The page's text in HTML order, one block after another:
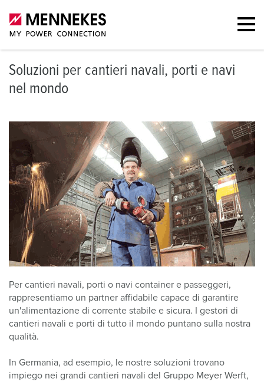
Soluzioni per cantieri navali, porti e navi
nel mondo
Per cantieri navali, porti o navi container e passeggeri,
rappresentiamo un partner affidabile capace di garantire
un'alimentazione di corrente stabile e sicura. I gestori di
cantieri navali e porti di tutto il mondo puntano sulla nostra
qualità.
In Germania, ad esempio, le nostre soluzioni trovano
impiego nei grandi cantieri navali del Gruppo Meyer Werft,